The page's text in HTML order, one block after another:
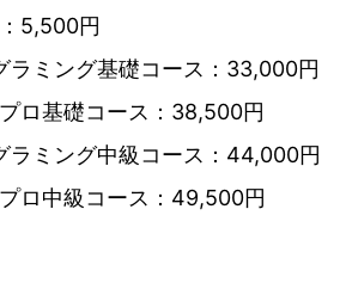
5,500円
ラミング基礎コース：33,000円
ロ基礎コース：38,500円
ラミング中級コース：44,000円
ロ中級コース：49,500円